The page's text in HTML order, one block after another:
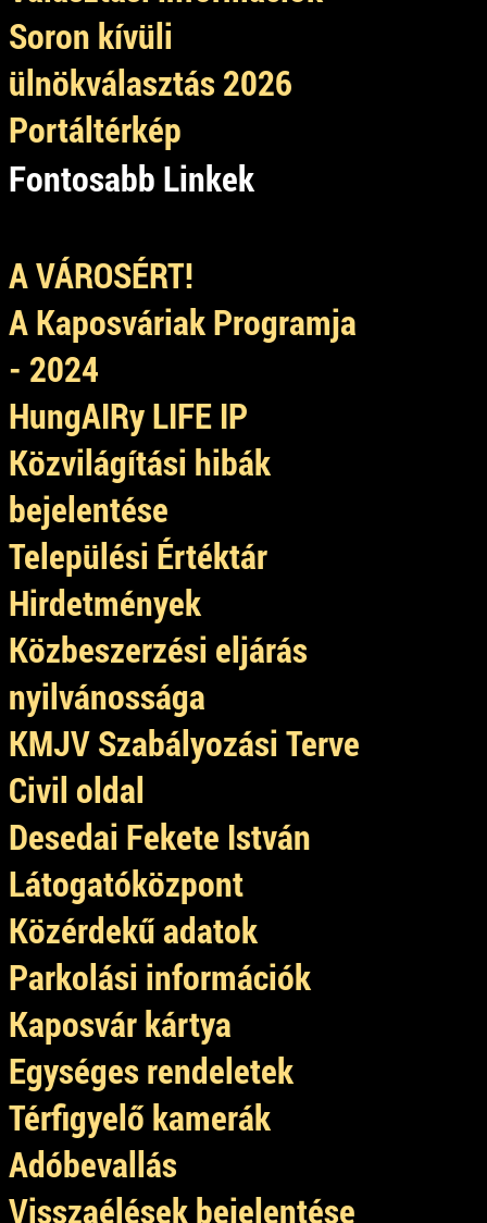
Soron kívüli
ülnökválasztás 2026
Portáltérkép
Fontosabb Linkek
A VÁROSÉRT!
A Kaposváriak Programja
- 2024
HungAIRy LIFE IP
Közvilágítási hibák
bejelentése
Települési Értéktár
Hirdetmények
Közbeszerzési eljárás
nyilvánossága
KMJV Szabályozási Terve
Civil oldal
Desedai Fekete István
Látogatóközpont
Közérdekű adatok
Parkolási információk
Kaposvár kártya
Egységes rendeletek
Térfigyelő kamerák
Adóbevallás
Visszaélések bejelentése